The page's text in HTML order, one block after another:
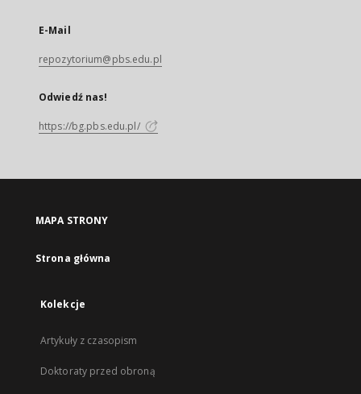
E-Mail
repozytorium@pbs.edu.pl
Odwiedź nas!
https://bg.pbs.edu.pl/
MAPA STRONY
Strona główna
Kolekcje
Artykuły z czasopism
Doktoraty przed obroną